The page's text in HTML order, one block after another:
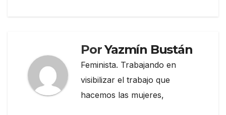
PorYazmín Bustán
Feminista. Trabajando en
visibilizar el trabajo que
hacemos las mujeres,